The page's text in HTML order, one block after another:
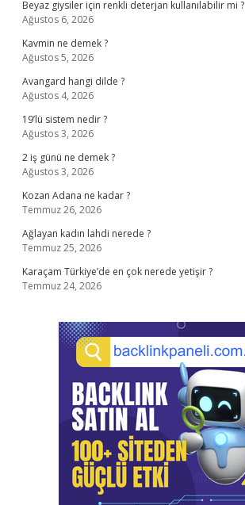
Beyaz giysiler için renkli deterjan kullanılabilir mi ?
Ağustos 6, 2026
Kavmin ne demek ?
Ağustos 5, 2026
Avangard hangi dilde ?
Ağustos 4, 2026
19’lü sistem nedir ?
Ağustos 3, 2026
2 iş günü ne demek ?
Ağustos 3, 2026
Kozan Adana ne kadar ?
Temmuz 26, 2026
Ağlayan kadın lahdi nerede ?
Temmuz 25, 2026
Karaçam Türkiye’de en çok nerede yetişir ?
Temmuz 24, 2026